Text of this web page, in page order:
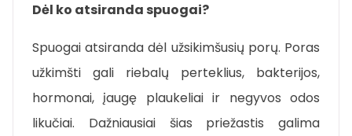
Dėl ko atsiranda spuogai?
Spuogai atsiranda dėl užsikimšusių porų. Poras
užkimšti gali riebalų perteklius, bakterijos,
hormonai, įaugę plaukeliai ir negyvos odos
likučiai. Dažniausiai šias priežastis galima